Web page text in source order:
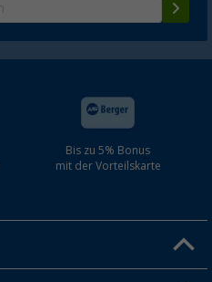
Bis zu 5% Bonus
mit der Vorteilskarte